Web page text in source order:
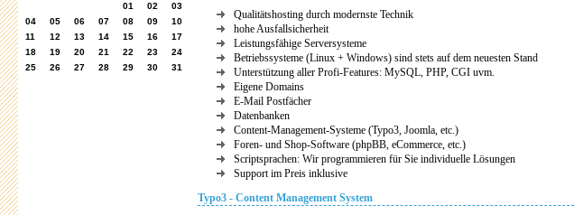
01
02
03
04
05 06 07 08 09
10
11
12 13 14 15 16
17
18
19 20 21 22 23
24
25
26 27 28 29 30 31
Qualitätshosting durch modernste Technik
hohe Ausfallsicherheit
Leistungsfähige Serversysteme
Betriebssysteme (Linux + Windows) sind stets auf dem neuesten Stand
Unterstützung aller Profi-Features: MySQL, PHP, CGI uvm.
Eigene Domains
E-Mail Postfächer
Datenbanken
Content-Management-Systeme (Typo3, Joomla, etc.)
Foren- und Shop-Software (phpBB, eCommerce, etc.)
Scriptsprachen: Wir programmieren für Sie individuelle Lösungen
Support im Preis inklusive
Typo3 - Content Management System